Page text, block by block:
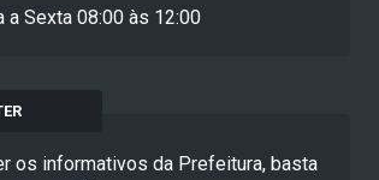
a Sexta 08:00 às 12:00
os informativos da Prefeitura, basta